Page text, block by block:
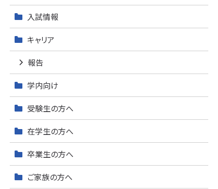
入試情報
キャリア
報告
学内向け
受験生の方へ
在学生の方へ
卒業生の方へ
ご家族の方へ